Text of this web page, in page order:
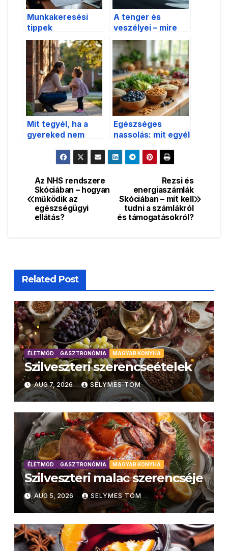
Munkakeresési
tippek
magyaroknak
Skóciában – hol és
hogyan érdemes
pályázni?
A tenger és
veszélyei – mire
figyeljünk
Skóciában?
Mit tegyél, ha a
gyereked nem
menni? –
gyakorlati
tanácsok
Egészséges
nassolás: mit egyél
Bejegyzés
navigáció
Rezsi és
energiaszámlák
Skóciában – mit kell
tudni a számlákról
és támogatásokról?
Az NHS rendszere
Skóciában – hogyan
működik az
egészségügyi
ellátás?
Related Post
ÉLETMÓD GASZTRONÓMIA MAGYAR KONYHA
Szilveszteri szerencseételek
AUG 7, 2026 SELYMES TOM
ÉLETMÓD GASZTRONÓMIA MAGYAR KONYHA
Szilveszteri malac szerencséje
AUG 5, 2026 SELYMES TOM